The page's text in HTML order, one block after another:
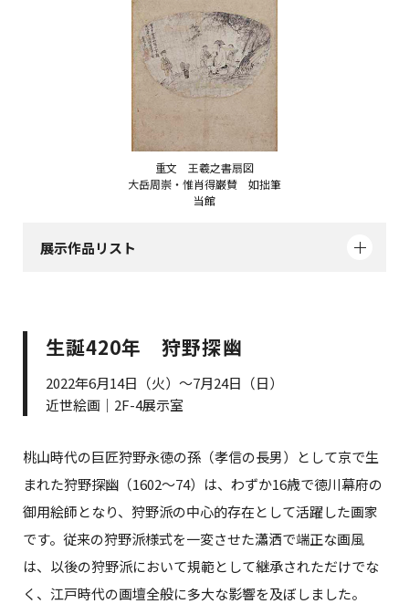
重文 王羲之書扇図
大岳周崇・惟肖得巌賛 如拙筆
当館
展示作品リスト
生誕420年 狩野探幽
2022年6月14日（火）～7月24日（日）
近世絵画｜2F-4展示室
桃山時代の巨匠狩野永徳の孫（孝信の長男）として京で生
まれた狩野探幽（1602～74）は、わずか16歳で徳川幕府の
御用絵師となり、狩野派の中心的存在として活躍した画家
です。従来の狩野派様式を一変させた瀟洒で端正な画風
は、以後の狩野派において規範として継承されただけでな
く、江戸時代の画壇全般に多大な影響を及ぼしました。